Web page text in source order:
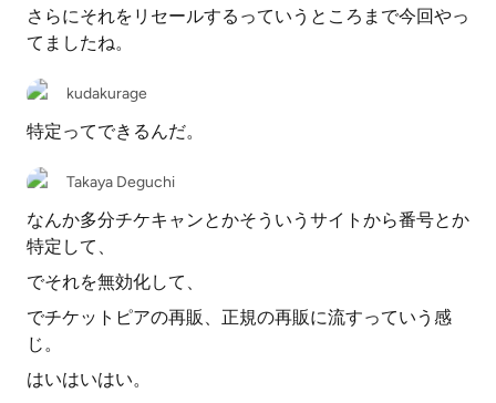
さらにそれをリセールするっていうところまで今回やっ
てましたね。
kudakurage
特定ってできるんだ。
Takaya Deguchi
なんか多分チケキャンとかそういうサイトから番号とか
特定して、
でそれを無効化して、
でチケットピアの再販、正規の再販に流すっていう感
じ。
はいはいはい。